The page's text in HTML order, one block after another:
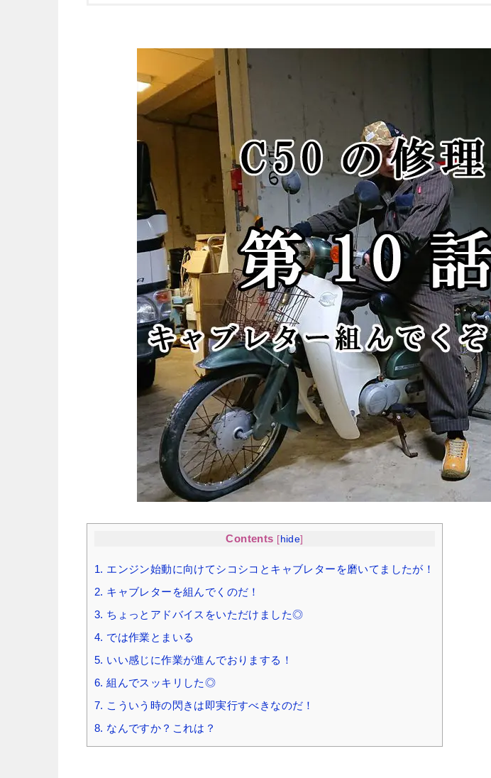
Contents [ hide]
1. エンジン始動に向けてシコシコとキャブレターを磨いてましたが！
2. キャブレターを組んでくのだ！
3. ちょっとアドバイスをいただけました◎
4. では作業とまいる
5. いい感じに作業が進んでおりまする！
6. 組んでスッキリした◎
7. こういう時の閃きは即実行すべきなのだ！
8. なんですか？これは？